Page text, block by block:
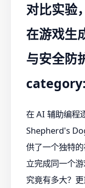
对比实验
在游戏生
与安全防
在 AI 辅助编程
Shepherd's
供了一个独特
立完成同一个
究竟有多大？